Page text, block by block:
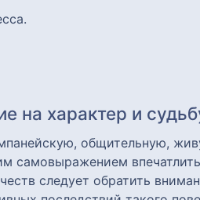
на характер и
общительную,
самовыражением
следует обратить